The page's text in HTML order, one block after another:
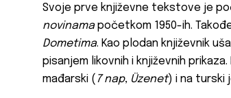
Svoje prve književne tekstove je
novinamapočetkom 1950-ih.
Dometima. Kao plodan književnik
pisanjem likovnih i književnih
mađarski ( 7 nap, Üzenet) i na turski